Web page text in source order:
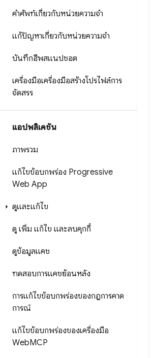
คำศัพท์เกี่ยวกับหน่วยความจำ
แก้ปัญหาเกี่ยวกับหน่วยความจำ
บันทึกฮีพสแนปชอต
เครื่องมือเครื่องมือสร้างโปรไฟล์การ
จัดสรร
แอปพลิเคชัน
ภาพรวม
แก้ไขข้อบกพร่อง Progressive
Web App
ดูและแก้ไข
ดู เพิ่ม แก้ไข และลบคุกกี้
ดูข้อมูลแคช
ทดสอบการแคชย้อนหลัง
การแก้ไขข้อบกพร่องของกฎการคาด
การณ์
แก้ไขข้อบกพร่องของเครื่องมือ
WebMCP